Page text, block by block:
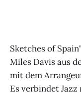
Sketches of
Miles Davis aus
mit dem
Es verbindet